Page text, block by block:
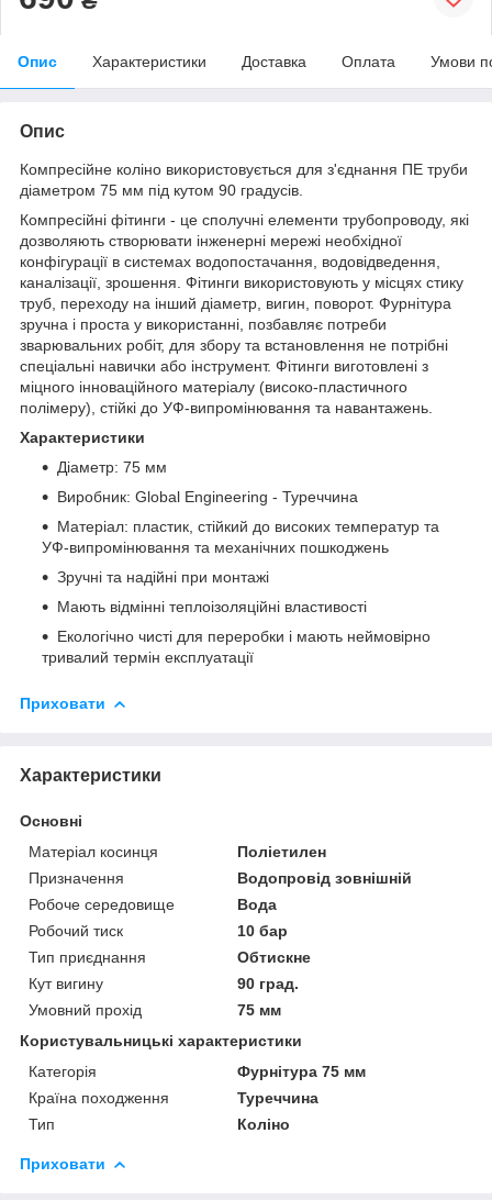
Опис Характеристики Доставка Оплата Умови
Опис
Компресійне коліно використовується для з'єднання ПЕ труби
діаметром 75 мм під кутом 90 градусів.
Компресійні фітинги - це сполучні елементи трубопроводу, які
дозволяють створювати інженерні мережі необхідної
конфігурації в системах водопостачання, водовідведення,
каналізації, зрошення. Фітинги використовують у місцях стику
труб, переходу на інший діаметр, вигин, поворот. Фурнітура
зручна і проста у використанні, позбавляє потреби
зварювальних робіт, для збору та встановлення не потрібні
спеціальні навички або інструмент. Фітинги виготовлені з
міцного інноваційного матеріалу (високо-пластичного
полімеру), стійкі до УФ-випромінювання та навантажень.
Характеристики
Діаметр: 75 мм
Виробник: Global Engineering - Туреччина
Матеріал: пластик, стійкий до високих температур та
УФ-випромінювання та механічних пошкоджень
Зручні та надійні при монтажі
Мають відмінні теплоізоляційні властивості
Екологічно чисті для переробки і мають неймовірно
тривалий термін експлуатації
Приховати
Характеристики
Основні
Матеріал косинця
Поліетилен
Призначення
Водопровід зовнішній
Робоче середовище
Вода
Робочий тиск
10 бар
Тип приєднання
Обтискне
Кут вигину
90 град.
Умовний прохід
75 мм
Користувальницькі характеристики
Категорія
Фурнітура 75 мм
Країна походження
Туреччина
Тип
Коліно
Приховати